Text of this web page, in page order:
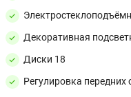
Декоративная
Диски 18
Регулировка передних